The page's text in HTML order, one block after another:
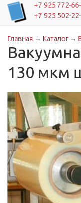
+7 925 772-
+7 925 502-
Вы здесь
Главная → Каталог→
130 мкм